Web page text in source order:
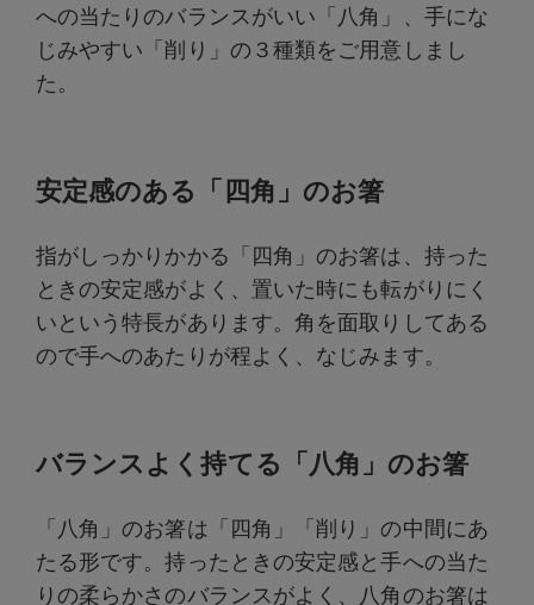
への当たりのバランスがいい「八角」、手にな
じみやすい「削り」の３種類をご用意しまし
た。
安定感のある「四角」のお箸
指がしっかりかかる「四角」のお箸は、持った
ときの安定感がよく、置いた時にも転がりにく
いという特長があります。角を面取りしてある
ので手へのあたりが程よく、なじみます。
バランスよく持てる「八角」のお箸
「八角」のお箸は「四角」「削り」の中間にあ
たる形です。持ったときの安定感と手への当た
りの柔らかさのバランスがよく、八角のお箸は